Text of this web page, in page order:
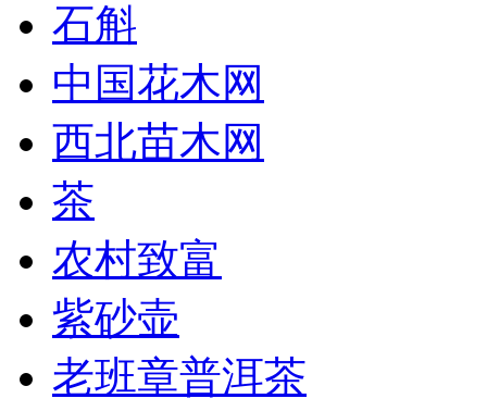
石斛
中国花木网
西北苗木网
茶
农村致富
紫砂壶
老班章普洱茶